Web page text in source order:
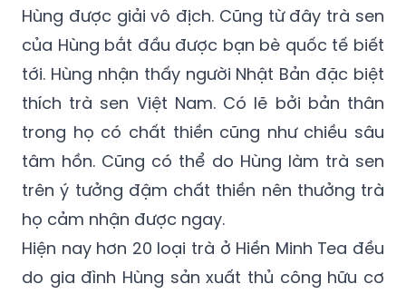
Hùng được giải vô địch. Cũng từ đây trà sen
của Hùng bắt đầu được bạn bè quốc tế biết
tới. Hùng nhận thấy người Nhật Bản đặc biệt
thích trà sen Việt Nam. Có lẽ bởi bản thân
trong họ có chất thiền cũng như chiều sâu
tâm hồn. Cũng có thể do Hùng làm trà sen
trên ý tưởng đậm chất thiền nên thưởng trà
họ cảm nhận được ngay.
Hiện nay hơn 20 loại trà ở Hiền Minh Tea đều
do gia đình Hùng sản xuất thủ công hữu cơ